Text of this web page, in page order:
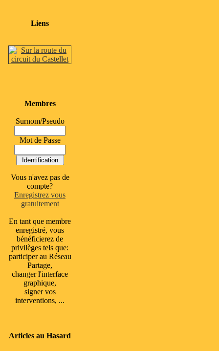
Liens
Membres
Surnom/Pseudo
Mot de Passe
Vous n'avez pas de
compte?
Enregistrez vous
gratuitement
En tant que membre
enregistré, vous
bénéficierez de
privilèges tels que:
participer au Réseau
Partage,
changer l'interface
graphique,
signer vos
interventions, ...
Articles au Hasard